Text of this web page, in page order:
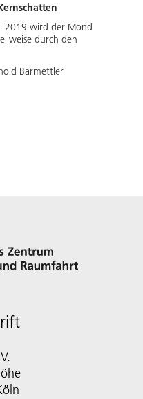
2019 wird der Mond
durch den
Barmettler